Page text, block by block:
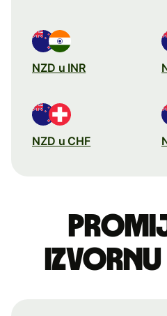
NZD u INR
NZD u CHF